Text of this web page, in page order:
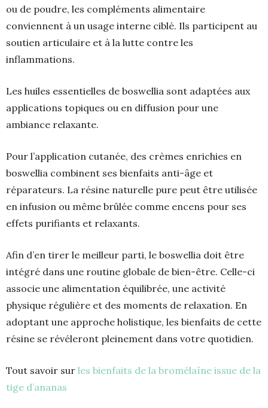
ou de poudre, les compléments alimentaire
conviennent à un usage interne ciblé. Ils participent au
soutien articulaire et à la lutte contre les
inflammations.
Les huiles essentielles de boswellia sont adaptées aux
applications topiques ou en diffusion pour une
ambiance relaxante.
Pour l’application cutanée, des crèmes enrichies en
boswellia combinent ses bienfaits anti-âge et
réparateurs. La résine naturelle pure peut être utilisée
en infusion ou même brûlée comme encens pour ses
effets purifiants et relaxants.
Afin d’en tirer le meilleur parti, le boswellia doit être
intégré dans une routine globale de bien-être. Celle-ci
associe une alimentation équilibrée, une activité
physique régulière et des moments de relaxation. En
adoptant une approche holistique, les bienfaits de cette
résine se révéleront pleinement dans votre quotidien.
Tout savoir sur les bienfaits de la bromélaïne issue de la
tige d’ananas